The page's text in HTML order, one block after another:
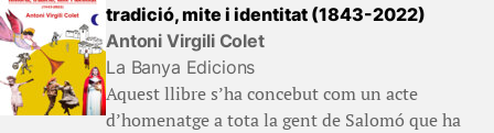
tradició, mite i identitat (1843-2022)
Antoni Virgili Colet
La Banya Edicions
Aquest llibre s’ha concebut com un acte
d’homenatge a tota la gent de Salomó que ha